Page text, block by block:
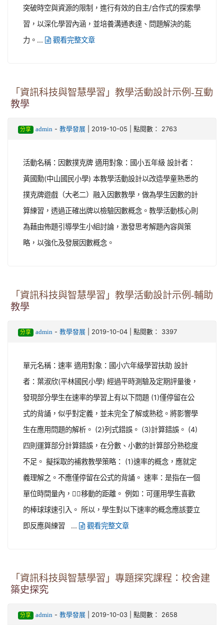
突破時空與資源的限制，進行有效的自主/合作式的探索學
習，以深化學習內涵，並培養溝通表達、問題解決的能
力。...
觀看完整文章
「資訊科技與智慧學習」教學活動設計示例-互動
教學
分享 admin- 教學發展| 2019-10-05 | 點閱數： 2763
活動名稱：因數撲克牌 適用對象：國小五年級 設計者：
黃國勳(中山國民小學) 本教學活動設計以改造學童熟悉的
撲克牌遊戲（大老二）融入因數教學，做為學生因數的計
算練習，透過正確出牌以檢驗因數概念。教學活動核心則
為藉由佈題引導學生小組討論，激發思考解題內容與策
略，以強化及發展因數概念。
「資訊科技與智慧學習」教學活動設計示例-輔助
教學
分享 admin- 教學發展| 2019-10-04 | 點閱數： 3397
單元名稱：速率 適用對象：國小六年級學習扶助 設計
者：葉淑欣(平林國民小學) 經過平時測驗及定期評量後，
發現部分學生在速率的學習上有以下問題 (1)僅停留在公
式的背誦，似乎對定義，並未完全了解或熟稔。將影響學
生在應用問題的解析。 (2)列式錯誤。 (3)計算錯誤。 (4)
四則運算部分計算錯誤，在分數、小數的計算部分熟稔度
不足。 擬採取的補救教學策略： (1)速率的概念，應就定
義理解之。不應僅停留在公式的背誦。 速率：是指在一個
單位時間量內，移動的距離。 例如：可運用學生喜歡
的棒球球速引入。 所以，學生對以下速率的概念應該要立
即反應與練習 ...
觀看完整文章
「資訊科技與智慧學習」專題探究課程：校舍建
築史探究
分享 admin- 教學發展| 2019-10-03 | 點閱數： 2658